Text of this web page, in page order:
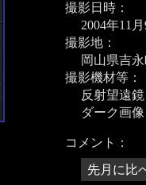
撮影日時：
2004年11
撮影地：
岡山県吉
撮影機材等：
反射望遠鏡
ダーク画
コメント：
先月に比